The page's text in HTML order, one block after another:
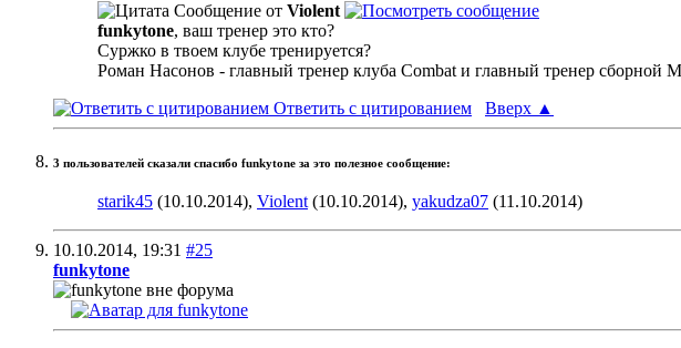
Сообщение от Violent
funkytone, ваш тренер это кто?
Суржко в твоем клубе тренируется?
Роман Насонов - главный тренер клуба Combat и главный тренер сборной
Ответить с цитированием
Вверх ▲
3 пользователей сказали cпасибо funkytone за это полезное сообщение:
starik45 (10.10.2014), Violent (10.10.2014), yakudza07 (11.10.2014)
10.10.2014, 19:31 #25
funkytone